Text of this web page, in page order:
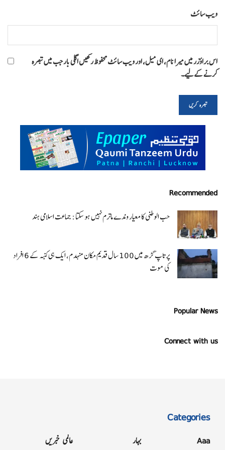
ویب‌ سائٹ
اس براؤزر میں میرا نام، ای میل، اور ویب سائٹ محفوظ رکھیں اگلی بار جب میں تبصرہ
کرنے کےلیے۔
Recommended
حب الوطنی کا معیار وندے ماترم نہیں ہو سکتا : جماعت اسلامی ہند
پرتاپ گڑھ میں 100 سال قدیم مکان منہدم، ایک ہی کنبہ کے 6 افراد
کی موت
Popular News
Connect with us
Categories
Aaa بہار عالمی خبریں